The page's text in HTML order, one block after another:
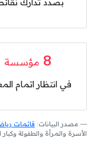
بصدد تدارك
8 مؤسسة
في انتظار اتمام
مصدر البيانات: قائمات
الأسرة والمرأة والطفولة وكبار السن بتاريخ 2026/